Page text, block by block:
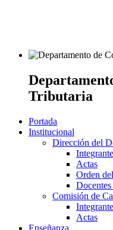
Tributaria
Portada
Institucional
Dirección del
Actas
Orden
Comisión de
Actas
Enseñanza